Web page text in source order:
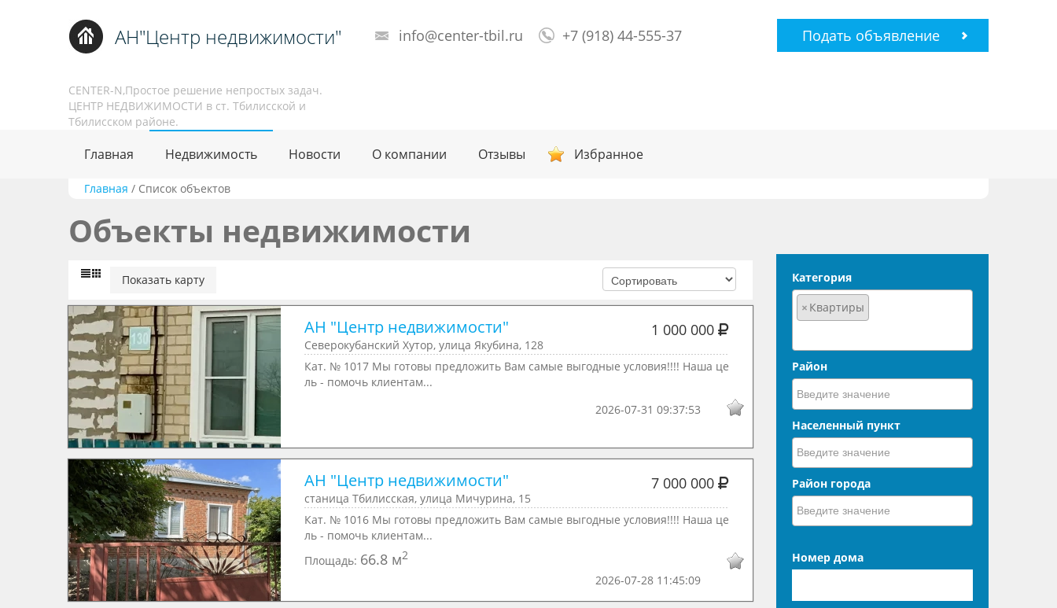
АН"Центр недвижимости"
CENTER-N,Простое решение непростых задач.
ЦЕНТР НЕДВИЖИМОСТИ в ст. Тбилисской и
Тбилисском районе.
info@center-tbil.ru +7 (918) 44-555-37 Подать объявление
Главная Недвижимость Новости О компании Отзывы Избранное
Главная / Список объектов
Объекты недвижимости
Показать карту
АН "Центр недвижимости" 1 000 000
Северокубанский Хутор, улица Якубина, 128
Кат. № 1017 Мы готовы предложить Вам самые выгодные условия!!!! Наша це
ль - помочь клиентам...
2026-07-31 09:37:53
АН "Центр недвижимости" 7 000 000
станица Тбилисская, улица Мичурина, 15
Кат. № 1016 Мы готовы предложить Вам самые выгодные условия!!!! Наша це
ль - помочь клиентам...
Площадь: 66.8 м2
2026-07-28 11:45:09
Категория
× Квартиры
Район
Населенный пункт
Район города
Номер дома